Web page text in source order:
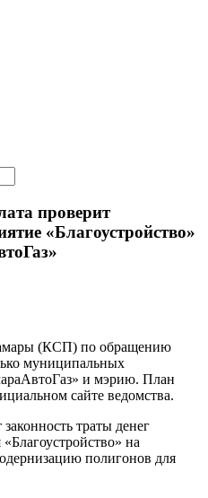
проверит
«Благоустройство»
(КСП) по обращению
муниципальных
и мэрию. План
сайте ведомства.
траты денег
на
полигонов для